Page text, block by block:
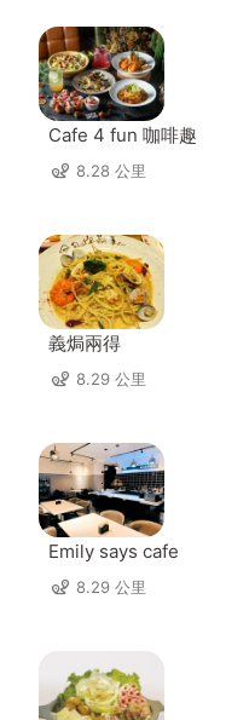
Cafe 4 fun 咖啡趣
8.28 公里
義焗兩得
8.29 公里
Emily says cafe
8.29 公里